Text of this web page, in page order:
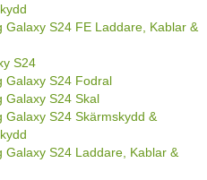
Galaxy S24 FE Laddare, Kablar &
S24
Galaxy S24 Fodral
Galaxy S24 Skal
Galaxy S24 Skärmskydd &
Galaxy S24 Laddare, Kablar &